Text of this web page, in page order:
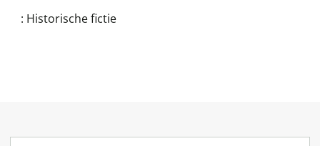
: Historische fictie